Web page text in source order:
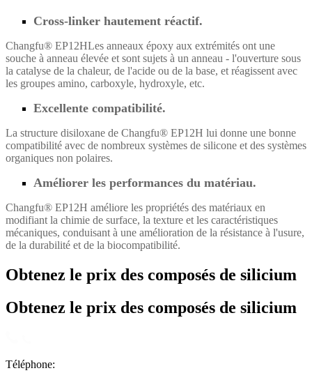
Cross-linker hautement réactif.
Changfu® EP12HLes anneaux époxy aux extrémités ont une
souche à anneau élevée et sont sujets à un anneau - l'ouverture sous
la catalyse de la chaleur, de l'acide ou de la base, et réagissent avec
les groupes amino, carboxyle, hydroxyle, etc.
Excellente compatibilité.
La structure disiloxane de Changfu® EP12H lui donne une bonne
compatibilité avec de nombreux systèmes de silicone et des systèmes
organiques non polaires.
Améliorer les performances du matériau.
Changfu® EP12H améliore les propriétés des matériaux en
modifiant la chimie de surface, la texture et les caractéristiques
mécaniques, conduisant à une amélioration de la résistance à l'usure,
de la durabilité et de la biocompatibilité.
Obtenez le prix des composés de silicium
Obtenez le prix des composés de silicium
Téléphone: